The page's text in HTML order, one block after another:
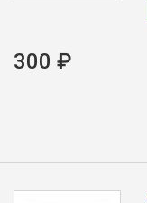
300 ₽